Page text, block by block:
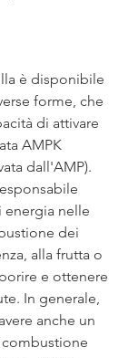
è disponibile
forme, che
di attivare
AMPK
dall'AMP).
nelle
dei
alla frutta o
e ottenere
In generale,
anche un